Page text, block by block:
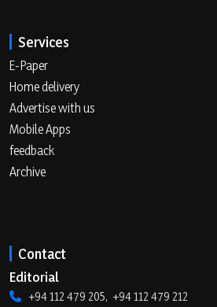
Services
E-Paper
Home delivery
Advertise with us
Mobile Apps
feedback
Archive
Contact
Editorial
+94 112 479 205, +94 112 479 212